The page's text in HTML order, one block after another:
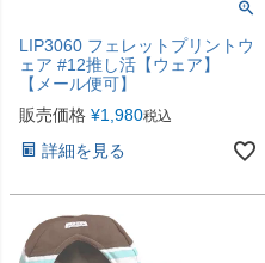
LIP3060 フェレットプリントウ
ェア #12推し活【ウェア】
【メール便可】
販売価格 ¥1,980税込
詳細を見る